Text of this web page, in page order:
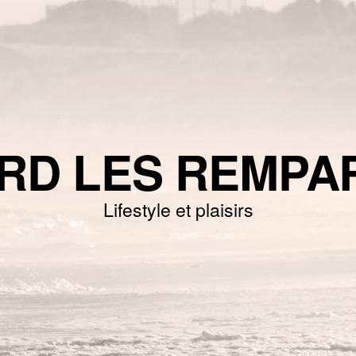
LES
Lifestyle et plaisirs